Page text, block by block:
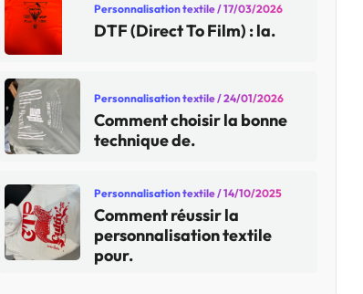
Personnalisation textile/ 17/03/2026
DTF (Direct To Film) : la.
Personnalisation textile/ 24/01/2026
Comment choisir la bonne
technique de.
Personnalisation textile/ 14/10/2025
Comment réussir la
personnalisation textile
pour.